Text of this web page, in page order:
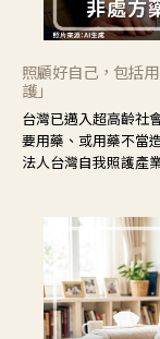
照顧好自己，包括
護」
台灣已邁入超高齡社
要用藥、或用藥不當
法人台灣自我照護產